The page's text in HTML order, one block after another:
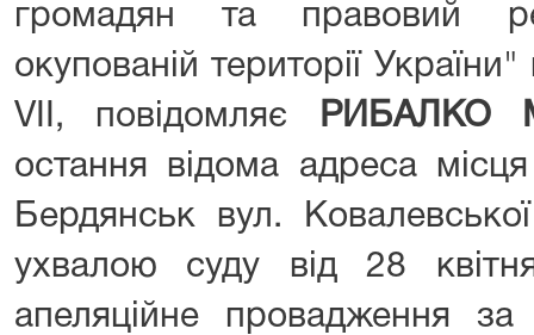
громадян та правовий
окупованій території
VII, повідомляє
РИБАЛКО
остання відома адреса
Бердянськ вул.
ухвалою суду від 28
апеляційне провадження